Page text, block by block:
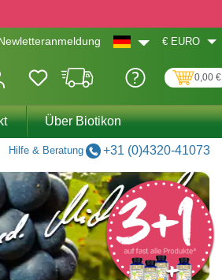
€ EURO
0,00 €
Über Biotikon
Hilfe & Beratung +31 (0)4320-41073